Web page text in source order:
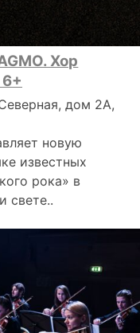
Хор
дом 2А,
новую
известных
рока» в
свете..